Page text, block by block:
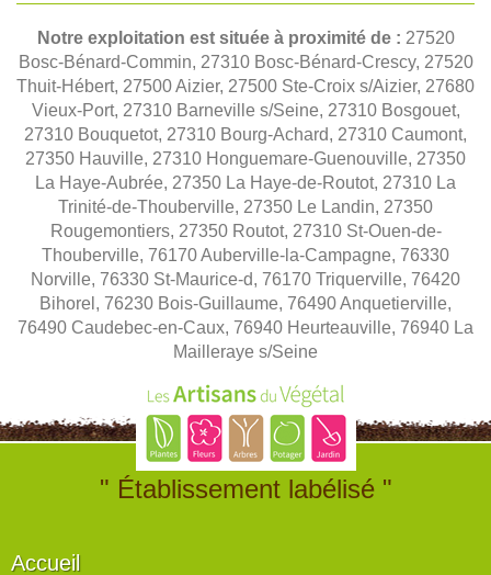
Notre exploitation est située à proximité de : 27520
Bosc-Bénard-Commin, 27310 Bosc-Bénard-Crescy, 27520
Thuit-Hébert, 27500 Aizier, 27500 Ste-Croix s/Aizier, 27680
Vieux-Port, 27310 Barneville s/Seine, 27310 Bosgouet,
27310 Bouquetot, 27310 Bourg-Achard, 27310 Caumont,
27350 Hauville, 27310 Honguemare-Guenouville, 27350
La Haye-Aubrée, 27350 La Haye-de-Routot, 27310 La
Trinité-de-Thouberville, 27350 Le Landin, 27350
Rougemontiers, 27350 Routot, 27310 St-Ouen-de-
Thouberville, 76170 Auberville-la-Campagne, 76330
Norville, 76330 St-Maurice-d, 76170 Triquerville, 76420
Bihorel, 76230 Bois-Guillaume, 76490 Anquetierville,
76490 Caudebec-en-Caux, 76940 Heurteauville, 76940 La
Mailleraye s/Seine
" Établissement labélisé "
Accueil